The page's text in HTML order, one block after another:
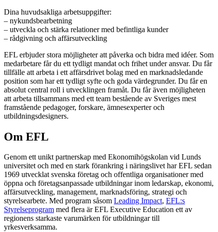
Dina huvudsakliga arbetsuppgifter:
– nykundsbearbetning
– utveckla och stärka relationer med befintliga kunder
– rådgivning och affärsutveckling
EFL erbjuder stora möjligheter att påverka och bidra med idéer. Som
medarbetare får du ett tydligt mandat och frihet under ansvar. Du får
tillfälle att arbeta i ett affärsdrivet bolag med en marknadsledande
position som har ett tydligt syfte och goda värdegrunder. Du får en
absolut central roll i utvecklingen framåt. Du får även möjligheten
att arbeta tillsammans med ett team bestående av Sveriges mest
framstående pedagoger, forskare, ämnesexperter och
utbildningsdesigners.
Om EFL
Genom ett unikt partnerskap med Ekonomihögskolan vid Lunds
universitet och med en stark förankring i näringslivet har EFL sedan
1969 utvecklat svenska företag och offentliga organisationer med
öppna och företagsanpassade utbildningar inom ledarskap, ekonomi,
affärsutveckling, management, marknadsföring, strategi och
styrelsearbete. Med program såsom Leading Impact, EFL:s
Styrelseprogram med flera är EFL Executive Education ett av
regionens starkaste varumärken för utbildningar till
yrkesverksamma.